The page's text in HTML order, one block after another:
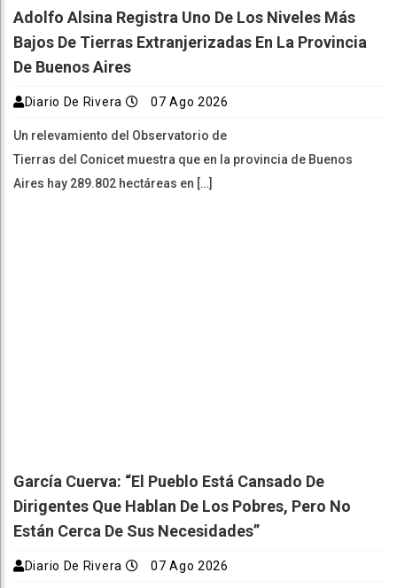
Adolfo Alsina Registra Uno De Los Niveles Más
Bajos De Tierras Extranjerizadas En La Provincia
De Buenos Aires
Diario De Rivera 07 Ago 2026
Un relevamiento del Observatorio de
Tierras del Conicet muestra que en la provincia de Buenos
Aires hay 289.802 hectáreas en […]
García Cuerva: “El Pueblo Está Cansado De
Dirigentes Que Hablan De Los Pobres, Pero No
Están Cerca De Sus Necesidades”
Diario De Rivera 07 Ago 2026